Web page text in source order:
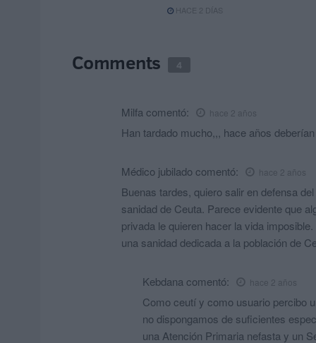
HACE 2 DÍAS
Comments 4
Milfa comentó: hace 2 años
Han tardado mucho,,, hace años
Médico jubilado comentó: hace 2 años
Buenas tardes, quiero salir en defensa
sanidad de Ceuta. Parece evidente que
privada le quieren hacer la vida
una sanidad dedicada a la población de
Kebdana comentó: hace 2 años
Como ceutí y como usuario percibo
no dispongamos de suficientes
una Atención Primaria nefasta y un